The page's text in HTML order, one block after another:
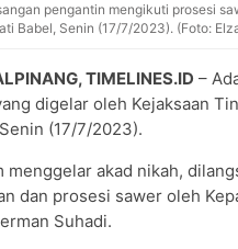
Perbesar
pengantin mengikuti prosesi
Babel, Senin (17/7/2023). (Foto:
TIMELINES.ID –
digelar oleh Kejaksaan
(17/7/2023).
menggelar akad nikah,
dan prosesi sawer oleh
Suhadi.